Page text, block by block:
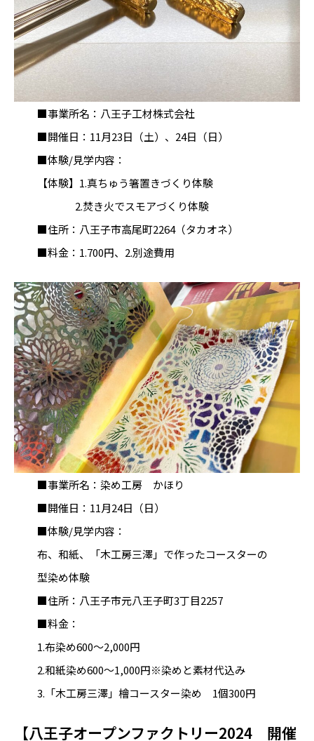
■事業所名：八王子工材株式会社
■開催日：11月23日（土）、24日（日）
■体験/見学内容：
【体験】1.真ちゅう箸置きづくり体験
2.焚き火でスモアづくり体験
■住所：八王子市高尾町2264（タカオネ）
■料金：1.700円、2.別途費用
■事業所名：染め工房 かほり
■開催日：11月24日（日）
■体験/見学内容：
布、和紙、「木工房三澤」で作ったコースターの
型染め体験
■住所：八王子市元八王子町3丁目2257
■料金：
1.布染め600～2,000円
2.和紙染め600～1,000円※染めと素材代込み
3.「木工房三澤」檜コースター染め 1個300円
【八王子オープンファクトリー2024 開催